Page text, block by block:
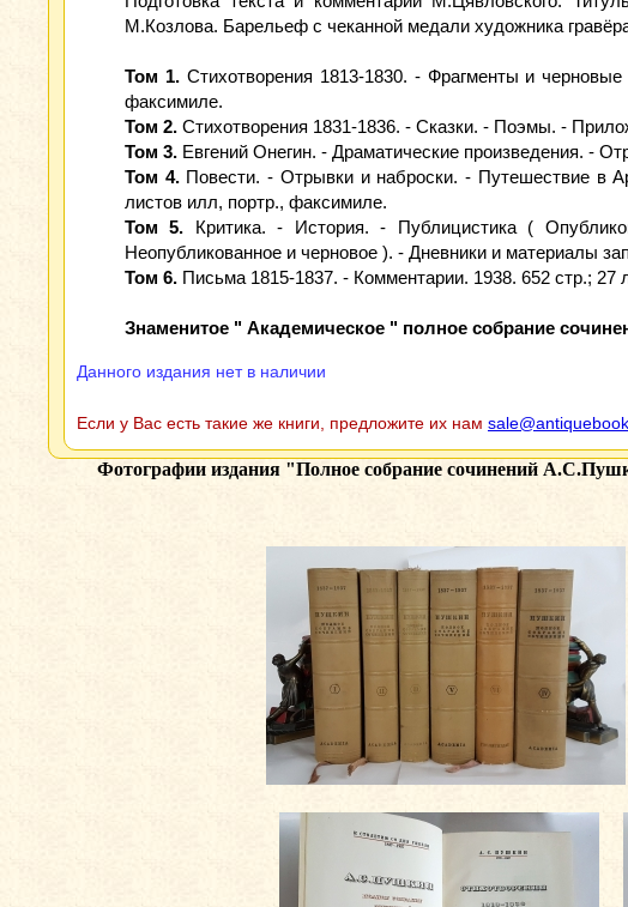
М.Козлова. Барельеф с чеканной медали художника
Том 1.Стихотворения 1813-1830. - Фрагменты и
факсимиле.
Том 2. Стихотворения 1831-1836. - Сказки. - Поэмы. -
Том 3. Евгений Онегин. - Драматические произведения. -
Том 4.Повести. - Отрывки и наброски. - Путешествие в
листов илл, портр., факсимиле.
Том 5. Критика. - История. - Публицистика (
Неопубликованное и черновое ). - Дневники и материалы
Том 6. Письма 1815-1837. - Комментарии. 1938. 652 стр.; 27
Знаменитое " Академическое " полное собрание
Данного издания нет в наличии
Если у Вас есть такие же книги, предложите их нам
Фотографии издания "Полное собрание сочинений